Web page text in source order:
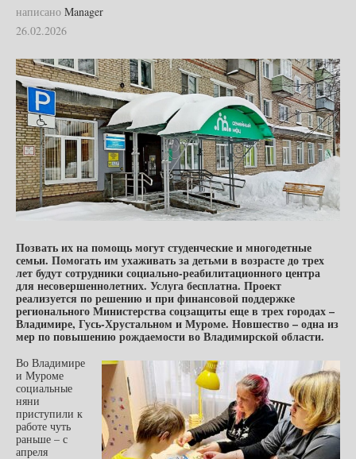
написано Manager
26.02.2026
Позвать их на помощь могут студенческие и многодетные
семьи. Помогать им ухаживать за детьми в возрасте до трех
лет будут сотрудники социально-реабилитационного центра
для несовершеннолетних. Услуга бесплатна. Проект
реализуется по решению и при финансовой поддержке
регионального Министерства соцзащиты еще в трех городах –
Владимире, Гусь-Хрустальном и Муроме. Новшество – одна из
мер по повышению рождаемости во Владимирской области.
Во Владимире
и Муроме
социальные
няни
приступили к
работе чуть
раньше – с
апреля